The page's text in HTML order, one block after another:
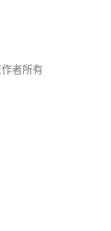
者所有